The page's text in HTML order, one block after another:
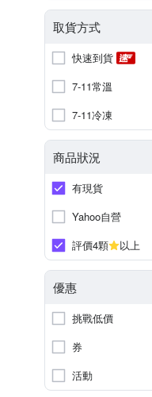
取貨方式
快速到貨
7-11常溫
7-11冷凍
商品狀況
有現貨
Yahoo自營
評價4顆
以上
優惠
挑戰低價
券
活動